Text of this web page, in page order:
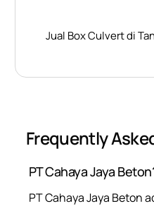
Jual Box Culvert di
Frequently
PT Cahaya Jaya
PT Cahaya Jaya Beton